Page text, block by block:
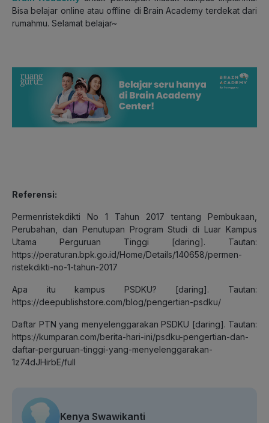
Bisa belajar online atau offline di Brain Academy terdekat dari
rumahmu. Selamat belajar~
Referensi:
Permenristekdikti No 1 Tahun 2017 tentang Pembukaan,
Perubahan, dan Penutupan Program Studi di Luar Kampus
Utama Perguruan Tinggi [daring]. Tautan:
https://peraturan.bpk.go.id/Home/Details/140658/permen-
ristekdikti-no-1-tahun-2017
Apa itu kampus PSDKU? [daring]. Tautan:
https://deepublishstore.com/blog/pengertian-psdku/
Daftar PTN yang menyelenggarakan PSDKU [daring]. Tautan:
https://kumparan.com/berita-hari-ini/psdku-pengertian-dan-
daftar-perguruan-tinggi-yang-menyelenggarakan-
1z74dJHirbE/full
Kenya Swawikanti